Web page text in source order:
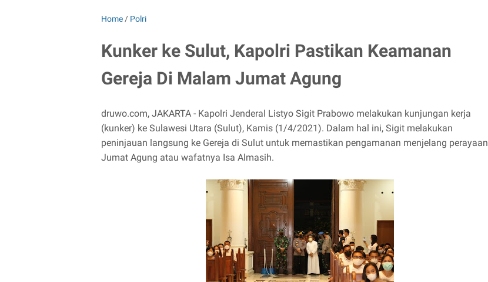
Home / Polri
Kunker ke Sulut, Kapolri Pastikan Keamanan
Gereja Di Malam Jumat Agung
druwo.com, JAKARTA - Kapolri Jenderal Listyo Sigit Prabowo melakukan kunjungan kerja
(kunker) ke Sulawesi Utara (Sulut), Kamis (1/4/2021). Dalam hal ini, Sigit melakukan
peninjauan langsung ke Gereja di Sulut untuk memastikan pengamanan menjelang perayaan
Jumat Agung atau wafatnya Isa Almasih.